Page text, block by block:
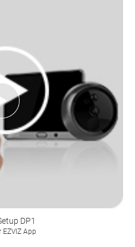
DP1
App